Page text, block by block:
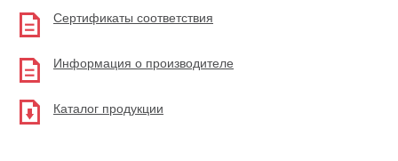
Сертификаты соответствия
Информация о производителе
Каталог продукции